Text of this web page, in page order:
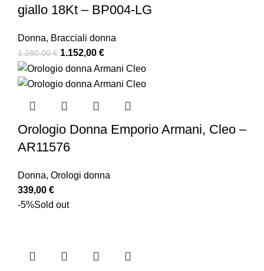
giallo 18Kt – BP004-LG
Donna, Bracciali donna
1.280,00€ 1.152,00 €
Orologio Donna Emporio Armani, Cleo –
AR11576
Donna, Orologi donna
339,00 €
-5%Sold out